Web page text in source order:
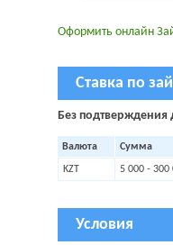
Оформить онлайн
Ставка по
Без подтверждения
Валюта Сумма
KZT 5 000 - 300
Условия